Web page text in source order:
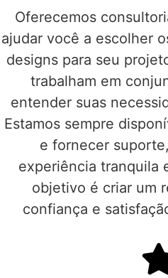
Oferecemos
ajudar você a escolher
designs para seu
trabalham em
entender suas
Estamos sempre
e fornecer
experiência tranquila
objetivo é criar um
confiança e